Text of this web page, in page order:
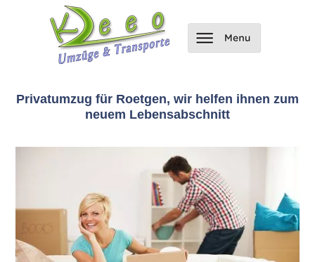
Privatumzug für Roetgen, wir helfen ihnen zum
neuem Lebensabschnitt